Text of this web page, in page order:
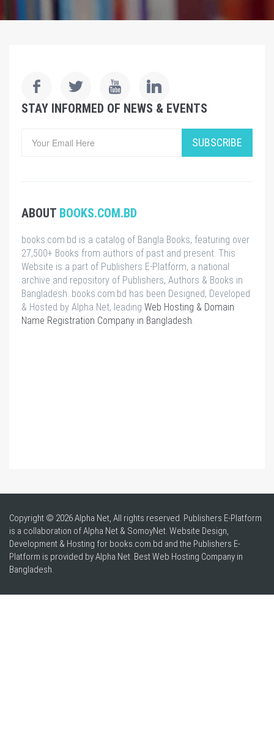
STAY INFORMED OF NEWS & EVENTS
SUBSCRIBE
ABOUT BOOKS.COM.BD
books.com.bd is a catalog of Bangla Books, featuring over
27,500+ Books from authors of past and present. This
Website is a part of Publishers E-Platform, a national
archive and repository of Publishers, Authors & Books in
Bangladesh. books.com.bd has been Designed, Developed
& Hosted by Alpha Net, leading Web Hosting & Domain
Name Registration Company in Bangladesh.
Copyright © 2026 Alpha Net, All rights reserved. Publishers E-Platform
is a collaboration of Alpha Net & SomoyNet. Website Design,
Development & Hosting for books.com.bd and the Publishers E-
Platform is provided by Alpha Net. BestWeb Hosting Company in
Bangladesh.